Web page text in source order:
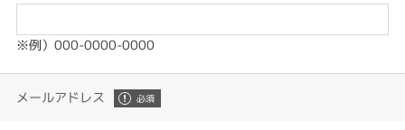
※例）000-0000-0000
メールアドレス